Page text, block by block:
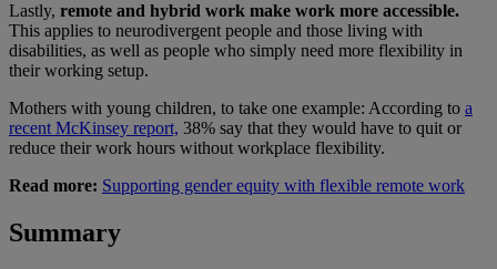
Lastly, remote and hybrid work make work more accessible.
This applies to neurodivergent people and those living with
disabilities, as well as people who simply need more flexibility in
their working setup.
Mothers with young children, to take one example: According to a
recent McKinsey report, 38% say that they would have to quit or
reduce their work hours without workplace flexibility.
Read more: Supporting gender equity with flexible remote work
Summary